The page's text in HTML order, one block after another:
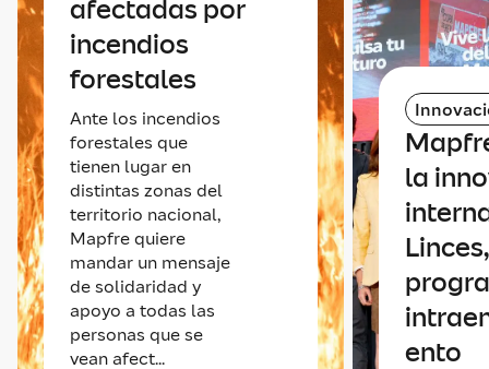
afectadas por
incendios
forestales
Ante los incendios
forestales que
tienen lugar en
distintas zonas del
territorio nacional,
Mapfre quiere
mandar un mensaje
de solidaridad y
apoyo a todas las
personas que se
vean afect...
la
ento